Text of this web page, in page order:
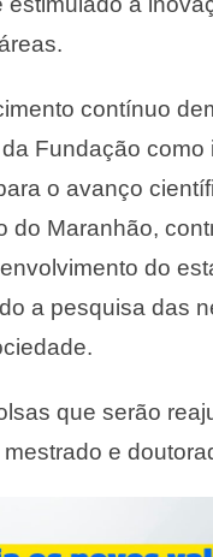
contínuo
Fundação como
o avanço
do Maranhão,
do
a pesquisa das
que serão
e